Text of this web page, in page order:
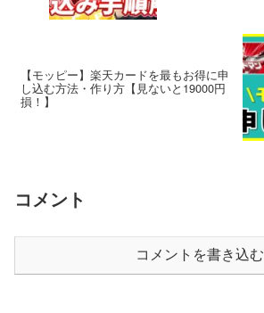
【モッピー】楽天カードを最もお得に申
し込む方法・作り方【見ないと19000円
損！】
コメント
コメントを書き込む